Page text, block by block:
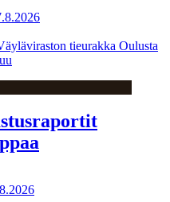
tieurakka Oulusta